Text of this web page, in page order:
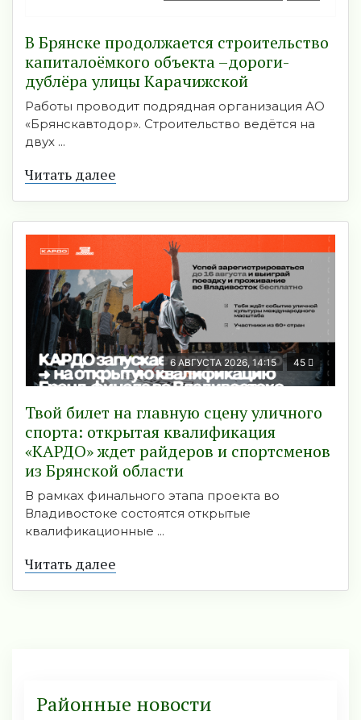
В Брянске продолжается строительство
капиталоёмкого объекта –дороги-
дублёра улицы Карачижской
Работы проводит подрядная организация АО
«Брянскавтодор». Строительство ведётся на
двух ...
Читать далее
6 АВГУСТА 2026, 14:15 45
Твой билет на главную сцену уличного
спорта: открытая квалификация
«КАРДО» ждет райдеров и спортсменов
из Брянской области
В рамках финального этапа проекта во
Владивостоке состоятся открытые
квалификационные ...
Читать далее
Районные новости